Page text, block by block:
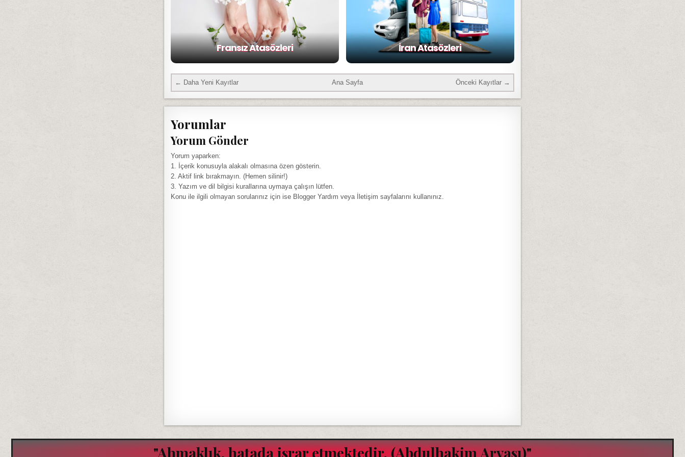
Fransız Atasözleri İran Atasözleri
← Daha Yeni Kayıtlar Önceki Kayıtlar →
Ana Sayfa
Yorumlar
Yorum Gönder
Yorum yaparken:
1. İçerik konusuyla alakalı olmasına özen gösterin.
2. Aktif link bırakmayın. (Hemen silinir!)
3. Yazım ve dil bilgisi kurallarına uymaya çalışın lütfen.
Konu ile ilgili olmayan sorularınız için ise Blogger Yardım veya İletişim sayfalarını kullanınız.
"Ahmaklık, hatada israr etmektedir. (Abdulhakim Arvası)"